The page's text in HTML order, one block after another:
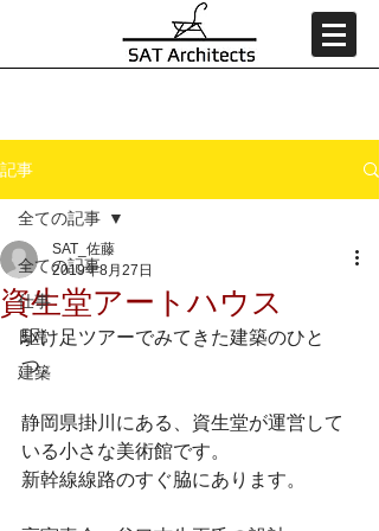
記事
全ての記事
仕事
日常
建築
全ての記事
資生堂アートハウス
SAT_佐藤
2019年8月27日
駆け足ツアーでみてきた建築のひと
つ。
静岡県掛川にある、資生堂が運営して
いる小さな美術館です。
新幹線線路のすぐ脇にあります。